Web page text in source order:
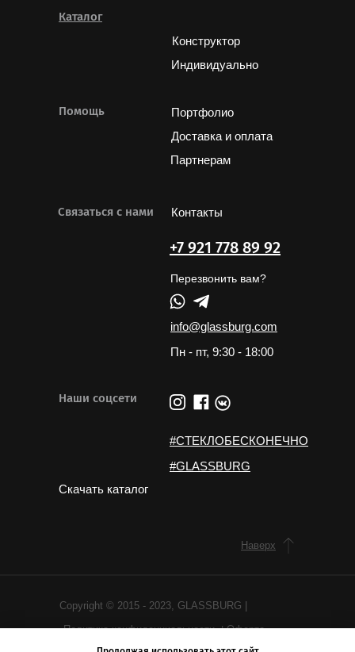
Каталог
Помощь
Связаться с нами
Наши соцсети
Copyright © 2015 - 2023, GLASSBURG |
Наверх
info@glassburg.com
Пн - пт, 9:30 - 18:00
#СТЕКЛОБЕСКОНЕЧНО
#GLASSBURG
Конструктор
Индивидуально
Портфолио
Доставка и оплата
Партнерам
Контакты
Перезвонить вам?
|
Политика конфиденциальности
Оферта
Скачать каталог
+7 921 778 89 92